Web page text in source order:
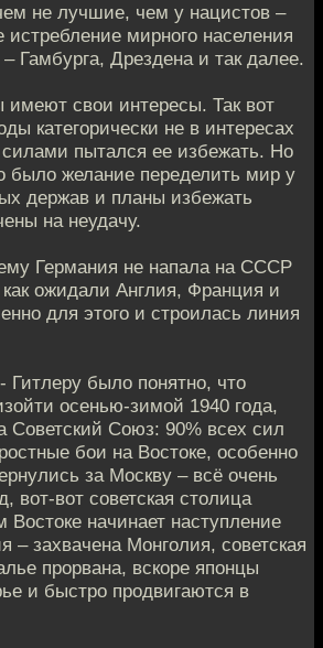
не лучшие, чем у нацистов –
истребление мирного населения
Гамбурга, Дрездена и так далее.
свои интересы. Так вот
категорически не в интересах
пытался ее избежать. Но
было желание переделить мир у
держав и планы избежать
на неудачу.
Германия не напала на СССР
как ожидали Англия, Франция и
для этого и строилась линия
Гитлеру было понятно, что
осенью-зимой 1940 года,
Советский Союз: 90% всех сил
бои на Востоке, особенно
за Москву – всё очень
вот-вот советская столица
начинает наступление
– захвачена Монголия, советская
прорвана, вскоре японцы
и быстро продвигаются в